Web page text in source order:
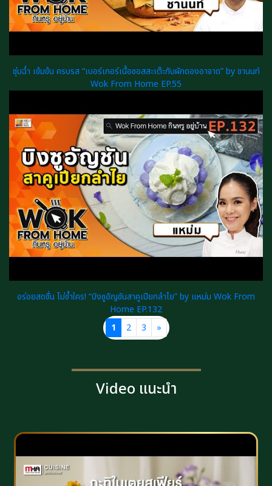
ชุ่มฉ่ำ เข้มข้น ครบรส “เบอร์เกอร์เนื้อซอสสะเต๊ะกับผักดองอาจาด” by ชานนท์
Wok From Home EP.55
อร่อยสดชื่น ไม่ซ้ำใคร! “บิงซูอัญชันสาคูเปียกลำไย” by แหม่ม Wok From
Home EP.132
1
2 3 »
Video แนะนำ